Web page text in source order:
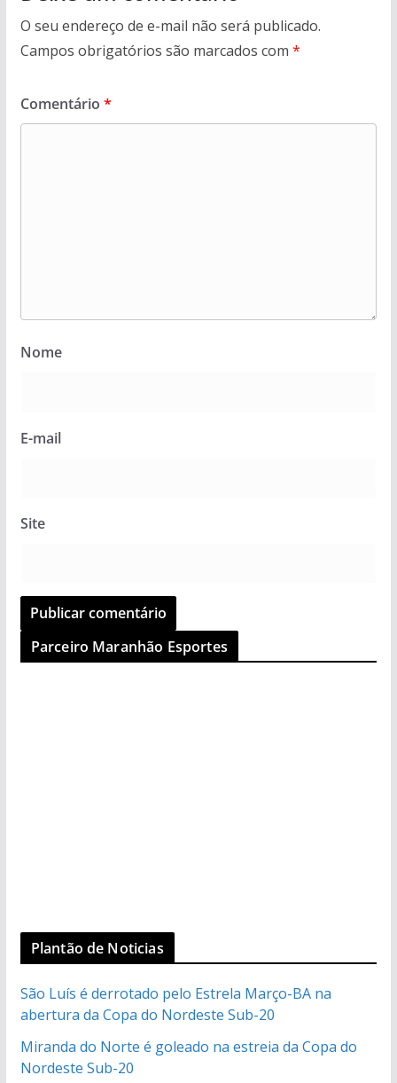
O seu endereço de e-mail não será publicado.
Campos obrigatórios são marcados com *
Comentário *
Nome
E-mail
Site
Parceiro Maranhão Esportes
Plantão de Noticias
São Luís é derrotado pelo Estrela Março-BA na
abertura da Copa do Nordeste Sub-20
Miranda do Norte é goleado na estreia da Copa do
Nordeste Sub-20